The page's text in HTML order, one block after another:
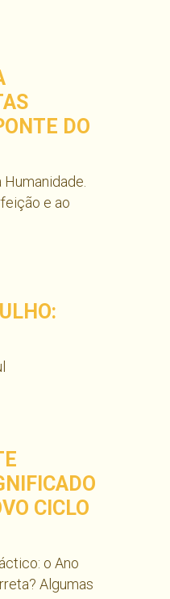
DO
e ao
CICLO
o Ano
Algumas